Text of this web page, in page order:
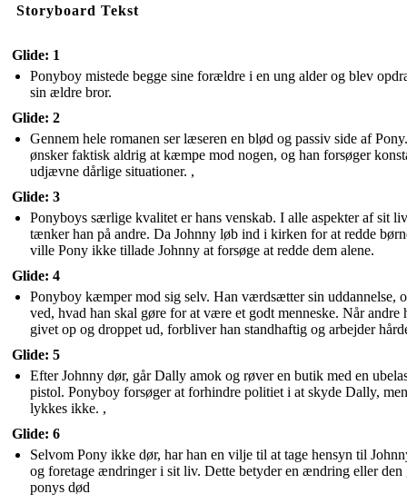
Storyboard Tekst
Glide: 1
Ponyboy mistede begge sine forældre i en ung alder og blev
sin ældre bror.
Glide: 2
Gennem hele romanen ser læseren en blød og passiv side af
ønsker faktisk aldrig at kæmpe mod nogen, og han forsøger
udjævne dårlige situationer. ,
Glide: 3
Ponyboys særlige kvalitet er hans venskab. I alle aspekter af sit liv
tænker han på andre. Da Johnny løb ind i kirken for at redde
ville Pony ikke tillade Johnny at forsøge at redde dem alene.
Glide: 4
Ponyboy kæmper mod sig selv. Han værdsætter sin uddannelse,
ved, hvad han skal gøre for at være et godt menneske. Når andre
givet op og droppet ud, forbliver han standhaftig og arbejder
Glide: 5
Efter Johnny dør, går Dally amok og røver en butik med en
pistol. Ponyboy forsøger at forhindre politiet i at skyde Dally,
lykkes ikke. ,
Glide: 6
Selvom Pony ikke dør, har han en vilje til at tage hensyn til
og foretage ændringer i sit liv. Dette betyder en ændring eller den
ponys død